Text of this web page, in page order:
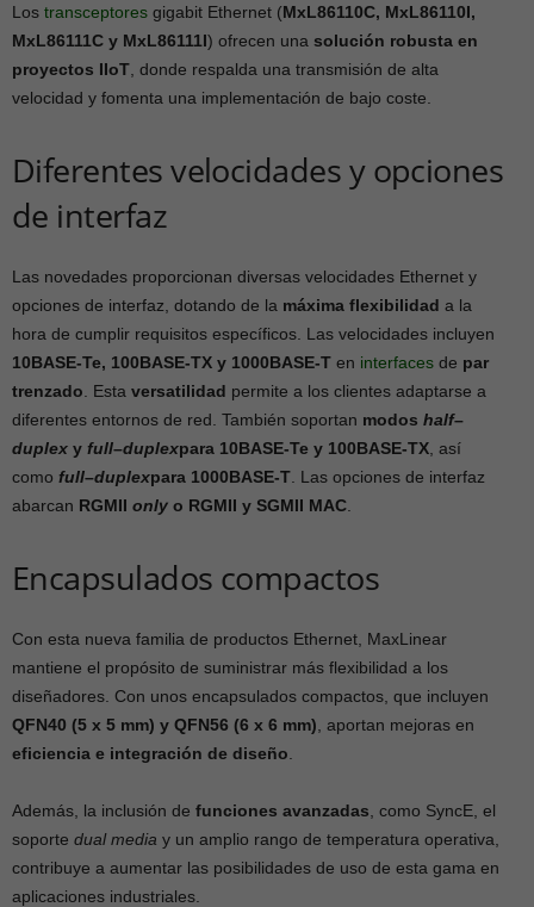
Los transceptores gigabit Ethernet (MxL86110C, MxL86110I,
MxL86111C y MxL86111I) ofrecen una solución robusta en
proyectos IIoT , donde respalda una transmisión de alta
velocidad y fomenta una implementación de bajo coste.
Diferentes velocidades y opciones
de interfaz
Las novedades proporcionan diversas velocidades Ethernet y
opciones de interfaz, dotando de la máxima flexibilidad a la
hora de cumplir requisitos específicos. Las velocidades incluyen
10BASE-Te, 100BASE-TX y 1000BASE-T en interfaces de par
trenzado . Esta versatilidad permite a los clientes adaptarse a
diferentes entornos de red. También soportan modos half–
duplex y full–duplexpara 10BASE-Te y 100BASE-TX , así
como full–duplexpara 1000BASE-T . Las opciones de interfaz
abarcan RGMII only o RGMII y SGMII MAC
Encapsulados compactos
Con esta nueva familia de productos Ethernet, MaxLinear
mantiene el propósito de suministrar más flexibilidad a los
diseñadores. Con unos encapsulados compactos, que incluyen
QFN40 (5 x 5 mm) y QFN56 (6 x 6 mm) , aportan mejoras en
eficiencia e integración de diseño
Además, la inclusión de funciones avanzadas , como SyncE, el
soporte dual media y un amplio rango de temperatura operativa,
contribuye a aumentar las posibilidades de uso de esta gama en
aplicaciones industriales.